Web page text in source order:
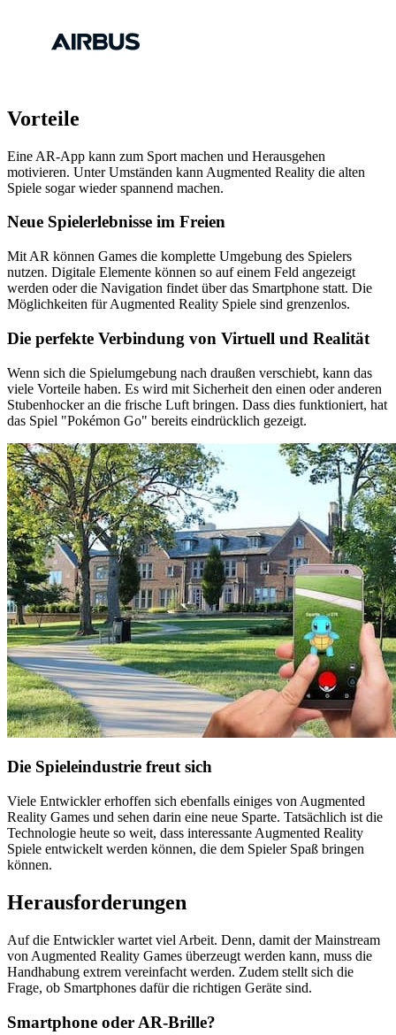
Vorteile
Eine AR-App kann zum Sport machen und Herausgehen
motivieren. Unter Umständen kann Augmented Reality die alten
Spiele sogar wieder spannend machen.
Neue Spielerlebnisse im Freien
Mit AR können Games die komplette Umgebung des Spielers
nutzen. Digitale Elemente können so auf einem Feld angezeigt
werden oder die Navigation findet über das Smartphone statt. Die
Möglichkeiten für Augmented Reality Spiele sind grenzenlos.
Die perfekte Verbindung von Virtuell und Realität
Wenn sich die Spielumgebung nach draußen verschiebt, kann das
viele Vorteile haben. Es wird mit Sicherheit den einen oder anderen
Stubenhocker an die frische Luft bringen. Dass dies funktioniert, hat
das Spiel "Pokémon Go" bereits eindrücklich gezeigt.
Die Spieleindustrie freut sich
Viele Entwickler erhoffen sich ebenfalls einiges von Augmented
Reality Games und sehen darin eine neue Sparte. Tatsächlich ist die
Technologie heute so weit, dass interessante Augmented Reality
Spiele entwickelt werden können, die dem Spieler Spaß bringen
können.
Herausforderungen
Auf die Entwickler wartet viel Arbeit. Denn, damit der Mainstream
von Augmented Reality Games überzeugt werden kann, muss die
Handhabung extrem vereinfacht werden. Zudem stellt sich die
Frage, ob Smartphones dafür die richtigen Geräte sind.
Smartphone oder AR-Brille?